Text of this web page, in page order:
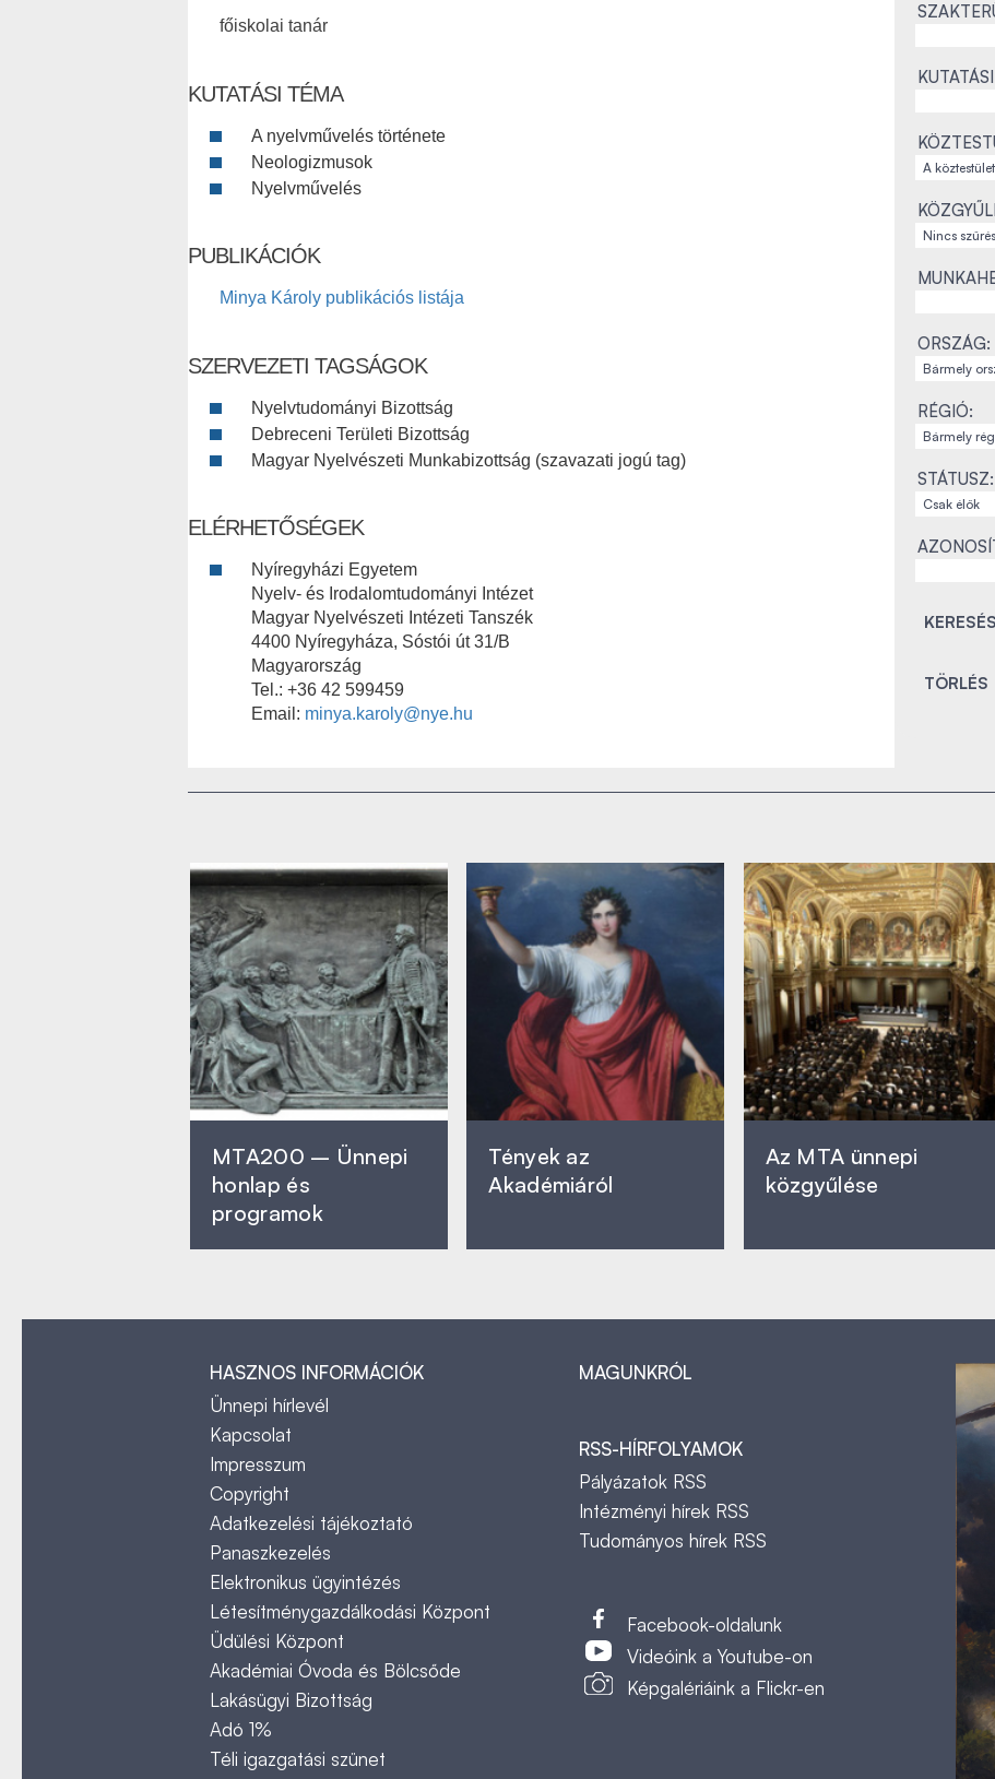
főiskolai tanár
KUTATÁSI TÉMA
A nyelvművelés története
Neologizmusok
Nyelvművelés
PUBLIKÁCIÓK
Minya Károly publikációs listája
SZERVEZETI TAGSÁGOK
Nyelvtudományi Bizottság
Debreceni Területi Bizottság
Magyar Nyelvészeti Munkabizottság (szavazati jogú tag)
ELÉRHETŐSÉGEK
Nyíregyházi Egyetem
Nyelv- és Irodalomtudományi Intézet
Magyar Nyelvészeti Intézeti Tanszék
4400 Nyíregyháza, Sóstói út 31/B
Magyarország
Tel.: +36 42 599459
Email: minya.karoly@nye.hu
ORSZÁG:
RÉGIÓ:
STÁTUSZ:
MTA200 – Ünnepi
honlap és
programok
Tények az
Akadémiáról
Az MTA ünnepi
közgyűlése
HASZNOS INFORMÁCIÓK
Ünnepi hírlevél
Kapcsolat
Impresszum
Copyright
Adatkezelési tájékoztató
Panaszkezelés
Elektronikus ügyintézés
Létesítménygazdálkodási Központ
Üdülési Központ
Akadémiai Óvoda és Bölcsőde
Lakásügyi Bizottság
Adó 1%
Téli igazgatási szünet
MAGUNKRÓL
RSS-HÍRFOLYAMOK
Pályázatok RSS
Intézményi hírek RSS
Tudományos hírek RSS
Facebook-oldalunk
Videóink a Youtube-on
Képgalériáink a Flickr-en